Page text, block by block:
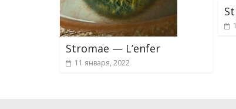
Stromae — L’enfer
11 января, 2022